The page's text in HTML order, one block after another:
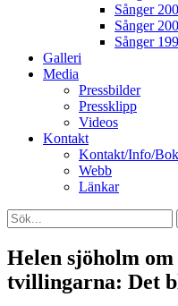
Sånger
Sånger
Sånger
Galleri
Media
Pressbilder
Pressklipp
Videos
Kontakt
Kontakt/Info/
Webb
Länkar
Search
Sök
efter:
[label]
Helen sjöholm
tvillingarna: Det